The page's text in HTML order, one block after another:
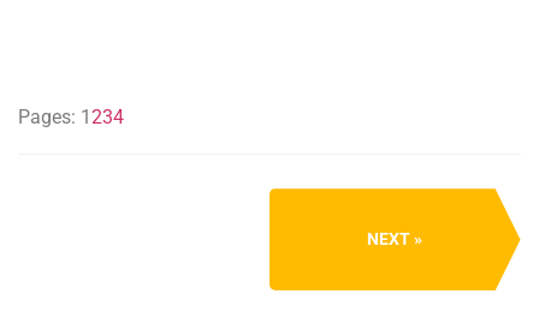
Pages: 1 234
NEXT